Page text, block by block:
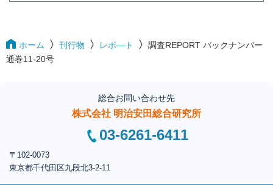
ホーム 刊行物 レポ―ト
調査REPORT バックナンバー
通巻11-20号
総合お問い合わせ先
株式会社 明治安田総合研究所
03-6261-6411
〒102-0073
東京都千代田区九段北3-2-11